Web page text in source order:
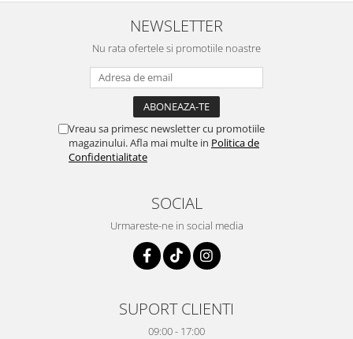
NEWSLETTER
Nu rata ofertele si promotiile noastre
Vreau sa primesc newsletter cu promotiile
magazinului. Afla mai multe in Politica de
Confidentialitate
SOCIAL
Urmareste-ne in social media
SUPORT CLIENTI
09:00 - 17:00